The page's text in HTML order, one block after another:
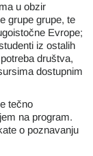
u obzir
grupe grupe, te
Evrope;
iz ostalih
društva,
dostupnim
tečno
na program.
o poznavanju